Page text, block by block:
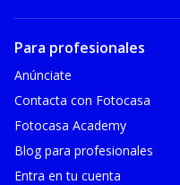
Para profesionales
Anúnciate
Contacta con Fotocasa
Fotocasa Academy
Blog para profesionales
Entra en tu cuenta